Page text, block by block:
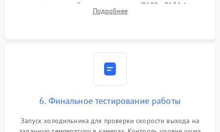
дозированным объемом хладагента (R600a, R134a) по
электронным весам. Контроль рабочего давления в системе.
Подробнее
6. Финальное тестирование работы
Запуск холодильника для проверки скорости выхода на